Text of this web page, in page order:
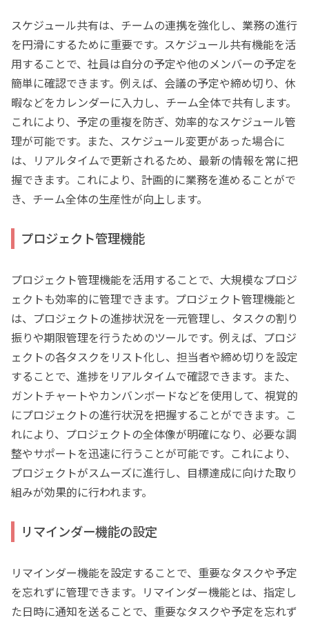
スケジュール共有は、チームの連携を強化し、業務の進行
を円滑にするために重要です。スケジュール共有機能を活
用することで、社員は自分の予定や他のメンバーの予定を
簡単に確認できます。例えば、会議の予定や締め切り、休
暇などをカレンダーに入力し、チーム全体で共有します。
これにより、予定の重複を防ぎ、効率的なスケジュール管
理が可能です。また、スケジュール変更があった場合に
は、リアルタイムで更新されるため、最新の情報を常に把
握できます。これにより、計画的に業務を進めることがで
き、チーム全体の生産性が向上します。
プロジェクト管理機能
プロジェクト管理機能を活用することで、大規模なプロジ
ェクトも効率的に管理できます。プロジェクト管理機能と
は、プロジェクトの進捗状況を一元管理し、タスクの割り
振りや期限管理を行うためのツールです。例えば、プロジ
ェクトの各タスクをリスト化し、担当者や締め切りを設定
することで、進捗をリアルタイムで確認できます。また、
ガントチャートやカンバンボードなどを使用して、視覚的
にプロジェクトの進行状況を把握することができます。こ
れにより、プロジェクトの全体像が明確になり、必要な調
整やサポートを迅速に行うことが可能です。これにより、
プロジェクトがスムーズに進行し、目標達成に向けた取り
組みが効果的に行われます。
リマインダー機能の設定
リマインダー機能を設定することで、重要なタスクや予定
を忘れずに管理できます。リマインダー機能とは、指定し
た日時に通知を送ることで、重要なタスクや予定を忘れず